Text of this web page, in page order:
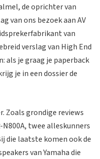
de oprichter van
van ons bezoek aan AV
van
verslag van High End
als je graag je paperback
je in een dossier de
Zoals grondige reviews
N800A, twee alleskunners
die laatste komen ook de
van Yamaha die